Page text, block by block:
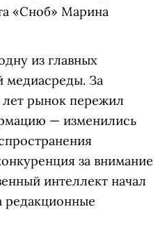
«Сноб» Марина
из главных
медиасреды. За
рынок пережил
— изменились
за внимание
интеллект начал
редакционные